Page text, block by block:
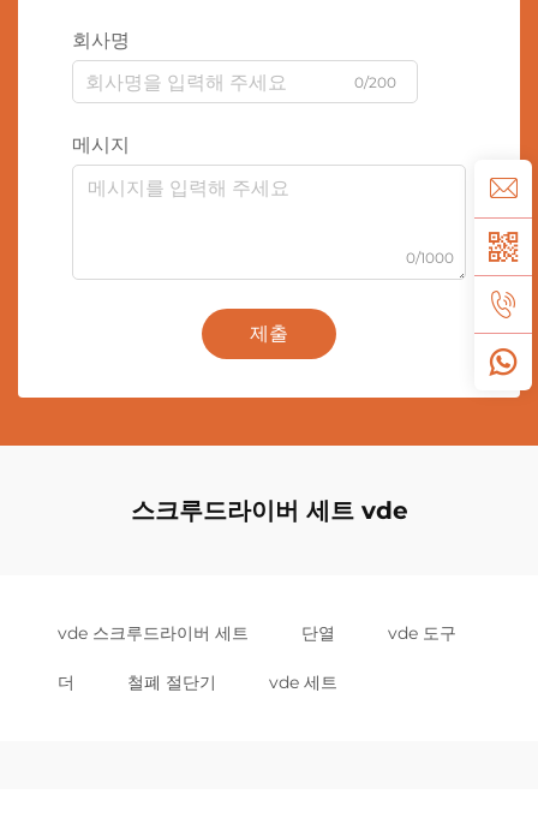
회사명
0/200
메시지
0/1000
제출
스크루드라이버 세트 vde
vde 스크루드라이버 세트 단열 vde 도구
더 철폐 절단기 vde 세트